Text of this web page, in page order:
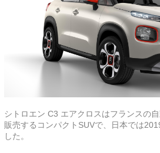
シトロエン C3 エアクロスはフランスの
販売するコンパクトSUVで、日本では
した。